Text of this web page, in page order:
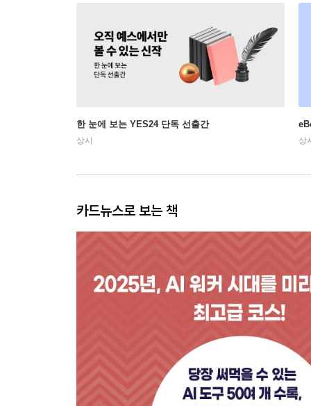
한 눈에 보는 YES24 단독 선출간
상시 상
카드뉴스로 보는 책